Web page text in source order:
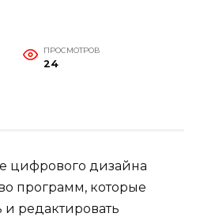
ПРОСМОТРОВ
24
цифрового дизайна
программ, которые
и редактировать